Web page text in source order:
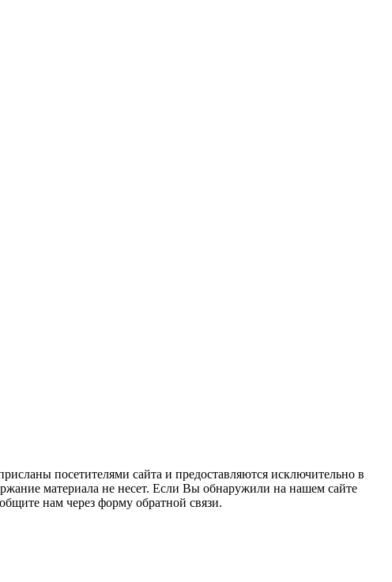
посетителями сайта и предоставляются исключительно в
материала не несет. Если Вы обнаружили на нашем сайте
нам через форму обратной связи.